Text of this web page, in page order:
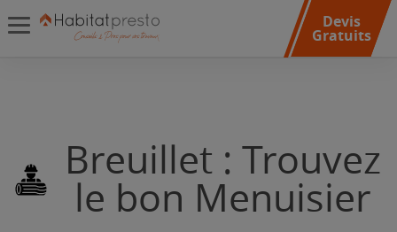
Devis
Gratuits
Breuillet : Trouvez
le bon Menuisier